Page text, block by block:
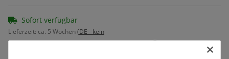
Sofort verfügbar
Lieferzeit: ca. 5 Wochen(DE - kein
Auslandversand)
Frage zum Artikel
×